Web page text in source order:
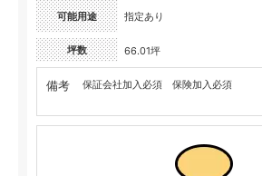
可能用途 指定あり
坪数 66.01坪
備考 保証会社加入必須 保険加入必須